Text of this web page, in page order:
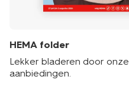
HEMA folder
Lekker bladeren door onze
aanbiedingen.